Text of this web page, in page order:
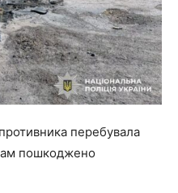
перебувала
пошкоджено